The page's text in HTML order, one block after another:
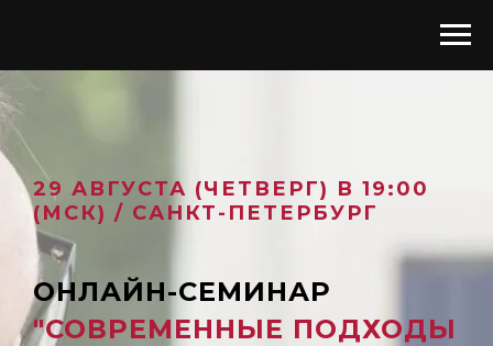
29 АВГУСТА (ЧЕТВЕРГ) В 19:00
(МСК) / САНКТ-ПЕТЕРБУРГ
ОНЛАЙН-СЕМИНАР
"СОВРЕМЕННЫЕ ПОДХОДЫ